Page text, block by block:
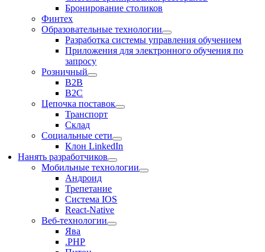
Бронирование столиков
Финтех
Образовательные технологии
Разработка системы управления обучением
Приложения для электронного обучения по
запросу
Розничный
В2В
В2С
Цепочка поставок
Транспорт
Склад
Социальные сети
Клон LinkedIn
Нанять разработчиков
Мобильные технологии
Андроид
Трепетание
Система IOS
React-Native
Веб-технологии
Ява
.PHP